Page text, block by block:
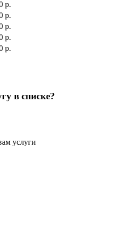
р.
р.
р.
р.
р.
в списке?
услуги